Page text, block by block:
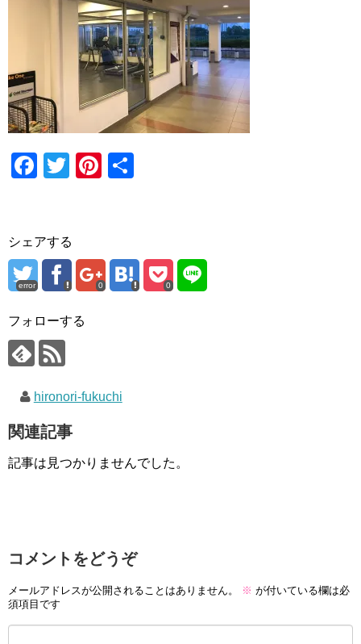
F
e
b
o
o
k
T
er
Pi
st
シェアする
error 0 0
フォローする
hironori-fukuchi
関連記事
記事は見つかりませんでした。
コメントをどうぞ
メールアドレスが公開されることはありません。 ※ が付いている欄は必
須項目です